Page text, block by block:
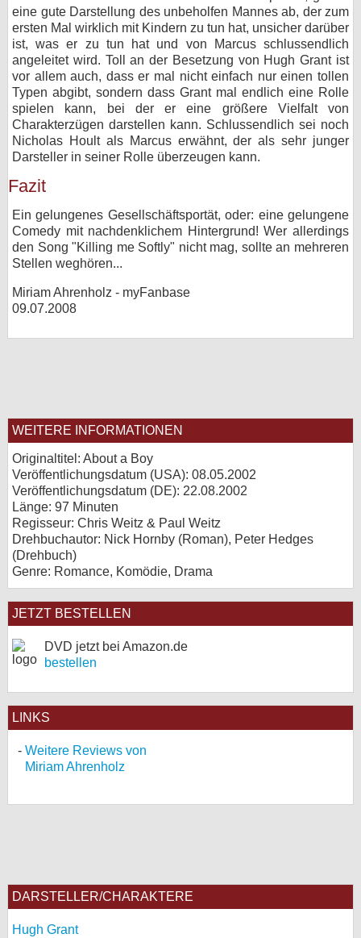
eine gute Darstellung des unbeholfen Mannes ab, der zum
ersten Mal wirklich mit Kindern zu tun hat, unsicher darüber
ist, was er zu tun hat und von Marcus schlussendlich
angeleitet wird. Toll an der Besetzung von Hugh Grant ist
vor allem auch, dass er mal nicht einfach nur einen tollen
Typen abgibt, sondern dass Grant mal endlich eine Rolle
spielen kann, bei der er eine größere Vielfalt von
Charakterzügen darstellen kann. Schlussendlich sei noch
Nicholas Hoult als Marcus erwähnt, der als sehr junger
Darsteller in seiner Rolle überzeugen kann.
Fazit
Ein gelungenes Gesellschäftsportät, oder: eine gelungene
Comedy mit nachdenklichem Hintergrund! Wer allerdings
den Song "Killing me Softly" nicht mag, sollte an mehreren
Stellen weghören...
Miriam Ahrenholz - myFanbase
09.07.2008
WEITERE INFORMATIONEN
Originaltitel: About a Boy
Veröffentlichungsdatum (USA): 08.05.2002
Veröffentlichungsdatum (DE): 22.08.2002
Länge: 97 Minuten
Regisseur: Chris Weitz & Paul Weitz
Drehbuchautor: Nick Hornby (Roman), Peter Hedges
(Drehbuch)
Genre: Romance, Komödie, Drama
JETZT BESTELLEN
DVD jetzt bei Amazon.de
bestellen
LINKS
Weitere Reviews von
Miriam Ahrenholz
DARSTELLER/CHARAKTERE
Hugh Grant